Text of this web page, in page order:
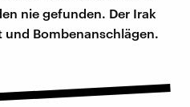
nie gefunden. Der Irak
und Bombenanschlägen.